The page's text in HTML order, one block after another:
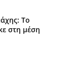
Το
στη μέση